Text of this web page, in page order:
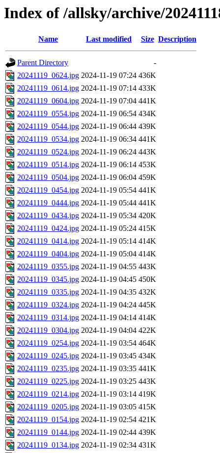
Index of /allsky/archive/
Name Last modified Size Description
Parent Directory
-
20241119_0624.jpg 2024-11-19 07:24 436K
20241119_0614.jpg 2024-11-19 07:14 433K
20241119_0604.jpg 2024-11-19 07:04 441K
20241119_0554.jpg 2024-11-19 06:54 434K
20241119_0544.jpg 2024-11-19 06:44 439K
20241119_0534.jpg 2024-11-19 06:34 441K
20241119_0524.jpg 2024-11-19 06:24 443K
20241119_0514.jpg 2024-11-19 06:14 453K
20241119_0504.jpg 2024-11-19 06:04 459K
20241119_0454.jpg 2024-11-19 05:54 441K
20241119_0444.jpg 2024-11-19 05:44 441K
20241119_0434.jpg 2024-11-19 05:34 420K
20241119_0424.jpg 2024-11-19 05:24 415K
20241119_0414.jpg 2024-11-19 05:14 414K
20241119_0404.jpg 2024-11-19 05:04 414K
20241119_0355.jpg 2024-11-19 04:55 443K
20241119_0345.jpg 2024-11-19 04:45 450K
20241119_0335.jpg 2024-11-19 04:35 432K
20241119_0324.jpg 2024-11-19 04:24 445K
20241119_0314.jpg 2024-11-19 04:14 414K
20241119_0304.jpg 2024-11-19 04:04 422K
20241119_0254.jpg 2024-11-19 03:54 464K
20241119_0245.jpg 2024-11-19 03:45 434K
20241119_0235.jpg 2024-11-19 03:35 441K
20241119_0225.jpg 2024-11-19 03:25 443K
20241119_0214.jpg 2024-11-19 03:14 419K
20241119_0205.jpg 2024-11-19 03:05 415K
20241119_0154.jpg 2024-11-19 02:54 421K
20241119_0144.jpg 2024-11-19 02:44 439K
20241119_0134.jpg 2024-11-19 02:34 431K